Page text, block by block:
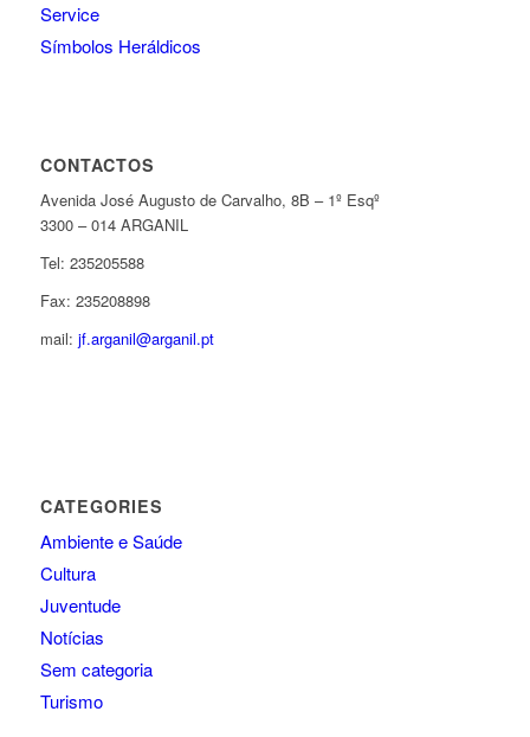
Service
Símbolos Heráldicos
CONTACTOS
Avenida José Augusto de Carvalho, 8B – 1º Esqº
3300 – 014 ARGANIL
Tel: 235205588
Fax: 235208898
mail: jf.arganil@arganil.pt
CATEGORIES
Ambiente e Saúde
Cultura
Juventude
Notícias
Sem categoria
Turismo